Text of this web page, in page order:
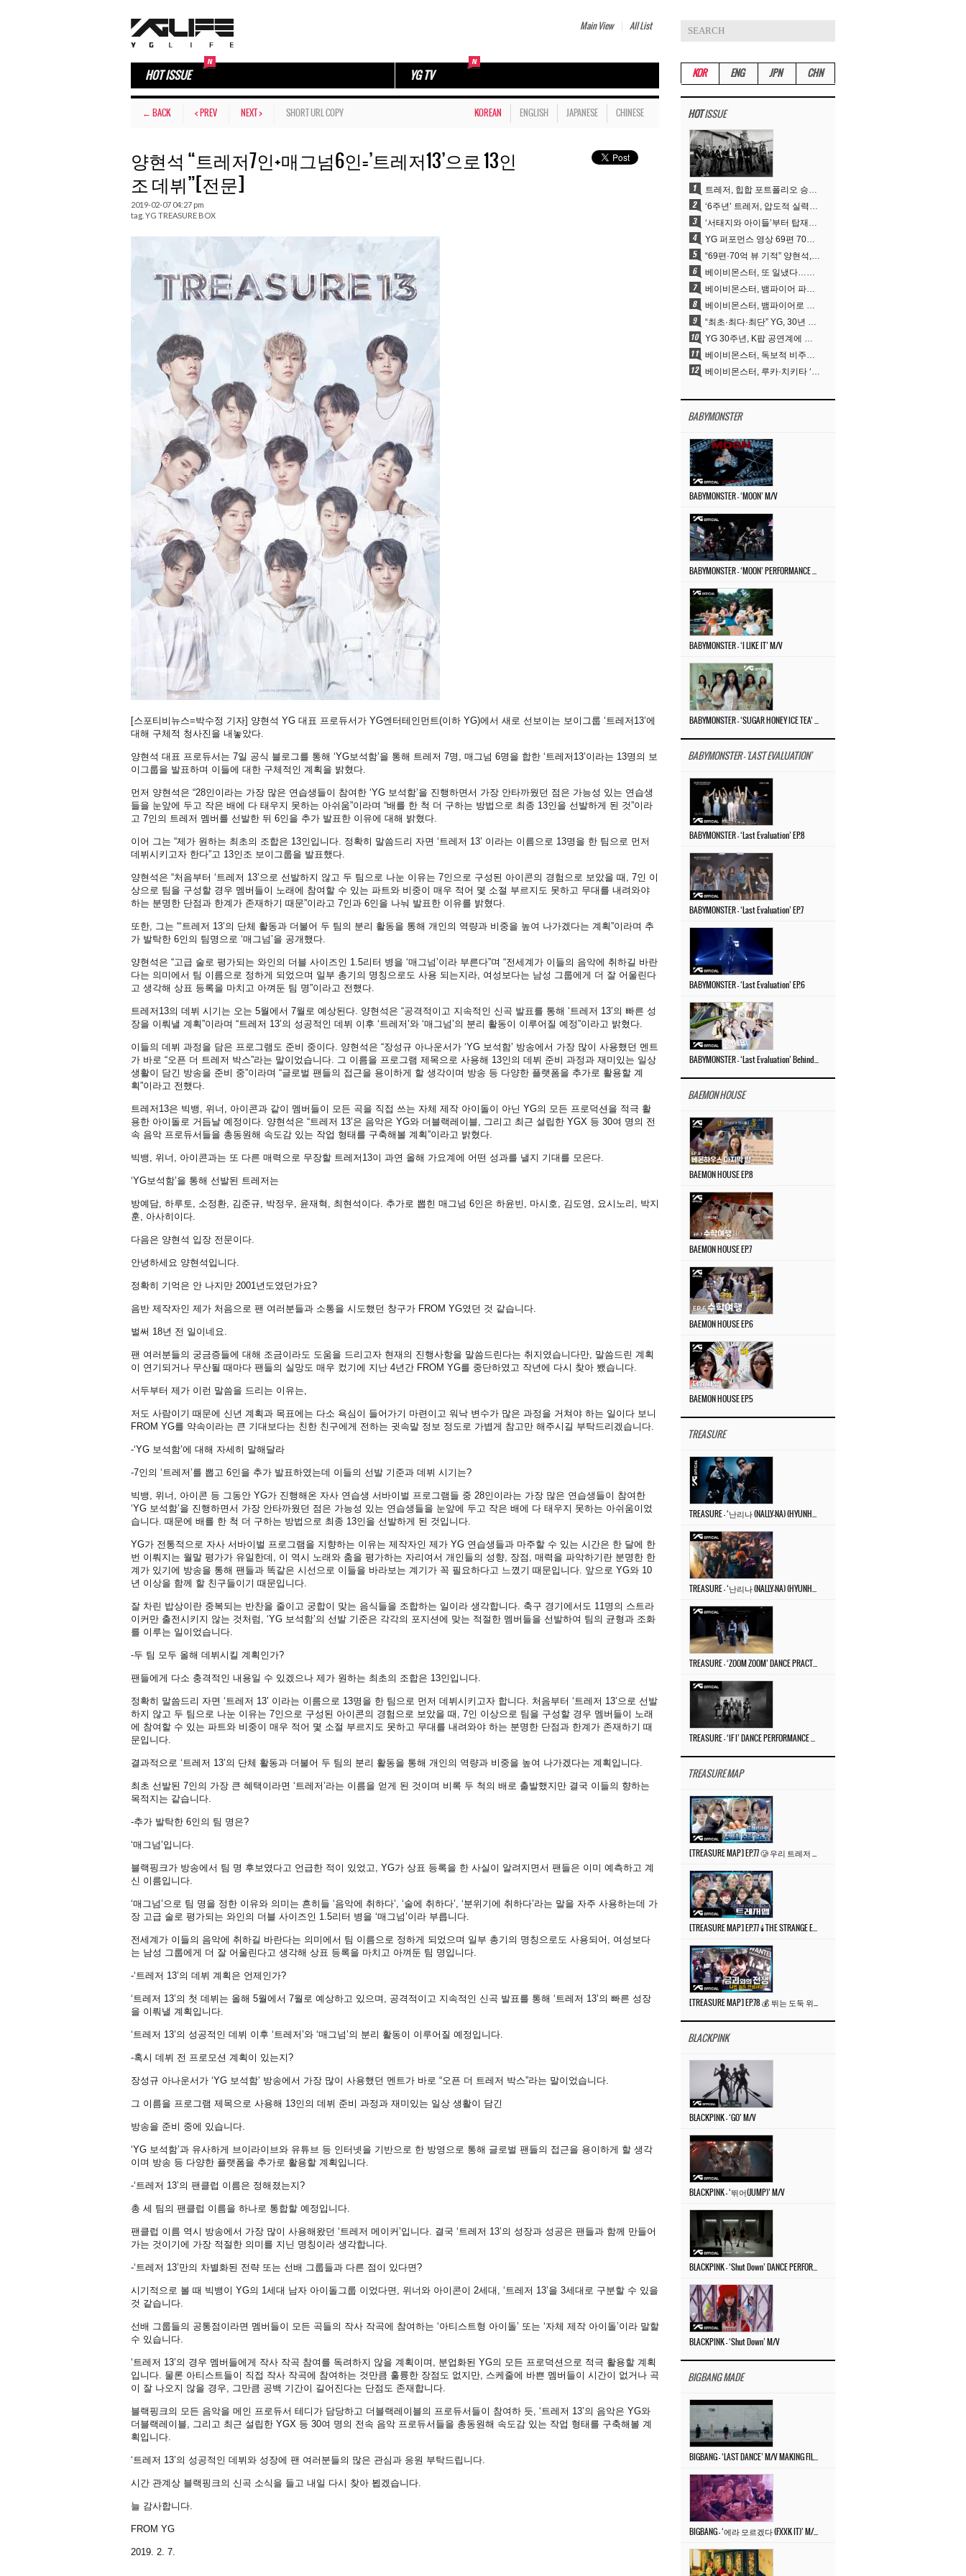
Main View All List
HOT ISSUE YG TV
← BACK < PREV NEXT > SHORT URL COPY KOREAN ENGLISH JAPANESE CHINESE
양현석 “트레저7인+매그넘6인=’트레저13’으로 13인
조 데뷔”[전문]
2019-02-07 04:27 pm
tag. YG TREASURE BOX
[스포티비뉴스=박수정 기자] 양현석 YG 대표 프로듀서가 YG엔터테인먼트(이하 YG)에서 새로 선보이는 보이그룹 ‘트레저13’에
대해 구체적 청사진을 내놓았다.
양현석 대표 프로듀서는 7일 공식 블로그를 통해 ‘YG보석함’을 통해 트레저 7명, 매그넘 6명을 합한 ‘트레저13’이라는 13명의 보
이그룹을 발표하며 이들에 대한 구체적인 계획을 밝혔다.
먼저 양현석은 “28인이라는 가장 많은 연습생들이 참여한 ‘YG 보석함’을 진행하면서 가장 안타까웠던 점은 가능성 있는 연습생
들을 눈앞에 두고 작은 배에 다 태우지 못하는 아쉬움”이라며 “배를 한 척 더 구하는 방법으로 최종 13인을 선발하게 된 것”이라
고 7인의 트레저 멤버를 선발한 뒤 6인을 추가 발표한 이유에 대해 밝혔다.
이어 그는 “제가 원하는 최초의 조합은 13인입니다. 정확히 말씀드리 자면 ‘트레저 13’ 이라는 이름으로 13명을 한 팀으로 먼저
데뷔시키고자 한다”고 13인조 보이그룹을 발표했다.
양현석은 “처음부터 ‘트레저 13’으로 선발하지 않고 두 팀으로 나눈 이유는 7인으로 구성된 아이콘의 경험으로 보았을 때, 7인 이
상으로 팀을 구성할 경우 멤버들이 노래에 참여할 수 있는 파트와 비중이 매우 적어 몇 소절 부르지도 못하고 무대를 내려와야
하는 분명한 단점과 한계가 존재하기 때문”이라고 7인과 6인을 나눠 발표한 이유를 밝혔다.
또한, 그는 “‘트레저 13’의 단체 활동과 더불어 두 팀의 분리 활동을 통해 개인의 역량과 비중을 높여 나가겠다는 계획”이라며 추
가 발탁한 6인의 팀명으로 ‘매그넘’을 공개했다.
양현석은 “고급 술로 평가되는 와인의 더블 사이즈인 1.5리터 병을 ‘매그넘’이라 부른다”며 “전세계가 이들의 음악에 취하길 바란
다는 의미에서 팀 이름으로 정하게 되었으며 일부 총기의 명칭으로도 사용 되는지라, 여성보다는 남성 그룹에게 더 잘 어울린다
고 생각해 상표 등록을 마치고 아껴둔 팀 명”이라고 전했다.
트레저13의 데뷔 시기는 오는 5월에서 7월로 예상된다. 양현석은 “공격적이고 지속적인 신곡 발표를 통해 ‘트레저 13’의 빠른 성
장을 이뤄낼 계획”이라며 “트레저 13’의 성공적인 데뷔 이후 ‘트레저’와 ‘매그넘’의 분리 활동이 이루어질 예정”이라고 밝혔다.
이들의 데뷔 과정을 담은 프로그램도 준비 중이다. 양현석은 “장성규 아나운서가 ‘YG 보석함’ 방송에서 가장 많이 사용했던 멘트
가 바로 “오픈 더 트레저 박스”라는 말이었습니다. 그 이름을 프로그램 제목으로 사용해 13인의 데뷔 준비 과정과 재미있는 일상
생활이 담긴 방송을 준비 중”이라며 “글로벌 팬들의 접근을 용이하게 할 생각이며 방송 등 다양한 플랫폼을 추가로 활용할 계
획”이라고 전했다.
트레저13은 빅뱅, 위너, 아이콘과 같이 멤버들이 모든 곡을 직접 쓰는 자체 제작 아이돌이 아닌 YG의 모든 프로덕션을 적극 활
용한 아이돌로 거듭날 예정이다. 양현석은 “트레저 13’은 음악은 YG와 더블랙레이블, 그리고 최근 설립한 YGX 등 30여 명의 전
속 음악 프로듀서들을 총동원해 속도감 있는 작업 형태를 구축해볼 계획”이라고 밝혔다.
빅뱅, 위너, 아이콘과는 또 다른 매력으로 무장할 트레저13이 과연 올해 가요계에 어떤 성과를 낼지 기대를 모은다.
‘YG보석함’을 통해 선발된 트레저는
방예담, 하루토, 소정환, 김준규, 박정우, 윤재혁, 최현석이다. 추가로 뽑힌 매그넘 6인은 하윤빈, 마시호, 김도영, 요시노리, 박지
훈, 아사히이다.
다음은 양현석 입장 전문이다.
안녕하세요 양현석입니다.
정확히 기억은 안 나지만 2001년도였던가요?
음반 제작자인 제가 처음으로 팬 여러분들과 소통을 시도했던 창구가 FROM YG였던 것 같습니다.
벌써 18년 전 일이네요.
팬 여러분들의 궁금증들에 대해 조금이라도 도움을 드리고자 현재의 진행사항을 말씀드린다는 취지였습니다만, 말씀드린 계획
이 연기되거나 무산될 때마다 팬들의 실망도 매우 컸기에 지난 4년간 FROM YG를 중단하였고 작년에 다시 찾아 뵀습니다.
서두부터 제가 이런 말씀을 드리는 이유는,
저도 사람이기 때문에 신년 계획과 목표에는 다소 욕심이 들어가기 마련이고 워낙 변수가 많은 과정을 거쳐야 하는 일이다 보니
FROM YG를 약속이라는 큰 기대보다는 친한 친구에게 전하는 귓속말 정보 정도로 가볍게 참고만 해주시길 부탁드리겠습니다.
-‘YG 보석함’에 대해 자세히 말해달라
-7인의 ‘트레저’를 뽑고 6인을 추가 발표하였는데 이들의 선발 기준과 데뷔 시기는?
빅뱅, 위너, 아이콘 등 그동안 YG가 진행해온 자사 연습생 서바이벌 프로그램들 중 28인이라는 가장 많은 연습생들이 참여한
‘YG 보석함’을 진행하면서 가장 안타까웠던 점은 가능성 있는 연습생들을 눈앞에 두고 작은 배에 다 태우지 못하는 아쉬움이었
습니다. 때문에 배를 한 척 더 구하는 방법으로 최종 13인을 선발하게 된 것입니다.
YG가 전통적으로 자사 서바이벌 프로그램을 지향하는 이유는 제작자인 제가 YG 연습생들과 마주할 수 있는 시간은 한 달에 한
번 이뤄지는 월말 평가가 유일한데, 이 역시 노래와 춤을 평가하는 자리여서 개인들의 성향, 장점, 매력을 파악하기란 분명한 한
계가 있기에 방송을 통해 팬들과 똑같은 시선으로 이들을 바라보는 계기가 꼭 필요하다고 느꼈기 때문입니다. 앞으로 YG와 10
년 이상을 함께 할 친구들이기 때문입니다.
잘 차린 밥상이란 중복되는 반찬을 줄이고 궁합이 맞는 음식들을 조합하는 일이라 생각합니다. 축구 경기에서도 11명의 스트라
이커만 출전시키지 않는 것처럼, ‘YG 보석함’의 선발 기준은 각각의 포지션에 맞는 적절한 멤버들을 선발하여 팀의 균형과 조화
를 이루는 일이었습니다.
-두 팀 모두 올해 데뷔시킬 계획인가?
팬들에게 다소 충격적인 내용일 수 있겠으나 제가 원하는 최초의 조합은 13인입니다.
정확히 말씀드리 자면 ‘트레저 13’ 이라는 이름으로 13명을 한 팀으로 먼저 데뷔시키고자 합니다. 처음부터 ‘트레저 13’으로 선발
하지 않고 두 팀으로 나눈 이유는 7인으로 구성된 아이콘의 경험으로 보았을 때, 7인 이상으로 팀을 구성할 경우 멤버들이 노래
에 참여할 수 있는 파트와 비중이 매우 적어 몇 소절 부르지도 못하고 무대를 내려와야 하는 분명한 단점과 한계가 존재하기 때
문입니다.
결과적으로 ‘트레저 13’의 단체 활동과 더불어 두 팀의 분리 활동을 통해 개인의 역량과 비중을 높여 나가겠다는 계획입니다.
최초 선발된 7인의 가장 큰 혜택이라면 ‘트레저’라는 이름을 얻게 된 것이며 비록 두 척의 배로 출발했지만 결국 이들의 향하는
목적지는 같습니다.
-추가 발탁한 6인의 팀 명은?
‘매그넘’입니다.
블랙핑크가 방송에서 팀 명 후보였다고 언급한 적이 있었고, YG가 상표 등록을 한 사실이 알려지면서 팬들은 이미 예측하고 계
신 이름입니다.
‘매그넘’으로 팀 명을 정한 이유와 의미는 흔히들 ‘음악에 취하다’, ‘술에 취하다’, ‘분위기에 취하다’라는 말을 자주 사용하는데 가
장 고급 술로 평가되는 와인의 더블 사이즈인 1.5리터 병을 ‘매그넘’이라 부릅니다.
전세계가 이들의 음악에 취하길 바란다는 의미에서 팀 이름으로 정하게 되었으며 일부 총기의 명칭으로도 사용되어, 여성보다
는 남성 그룹에게 더 잘 어울린다고 생각해 상표 등록을 마치고 아껴둔 팀 명입니다.
-‘트레저 13’의 데뷔 계획은 언제인가?
‘트레저 13’의 첫 데뷔는 올해 5월에서 7월로 예상하고 있으며, 공격적이고 지속적인 신곡 발표를 통해 ‘트레저 13’의 빠른 성장
을 이뤄낼 계획입니다.
‘트레저 13’의 성공적인 데뷔 이후 ‘트레저’와 ‘매그넘’의 분리 활동이 이루어질 예정입니다.
-혹시 데뷔 전 프로모션 계획이 있는지?
장성규 아나운서가 ‘YG 보석함’ 방송에서 가장 많이 사용했던 멘트가 바로 “오픈 더 트레저 박스”라는 말이었습니다.
그 이름을 프로그램 제목으로 사용해 13인의 데뷔 준비 과정과 재미있는 일상 생활이 담긴
방송을 준비 중에 있습니다.
‘YG 보석함’과 유사하게 브이라이브와 유튜브 등 인터넷을 기반으로 한 방영으로 통해 글로벌 팬들의 접근을 용이하게 할 생각
이며 방송 등 다양한 플랫폼을 추가로 활용할 계획입니다.
-‘트레저 13’의 팬클럽 이름은 정해졌는지?
총 세 팀의 팬클럽 이름을 하나로 통합할 예정입니다.
팬클럽 이름 역시 방송에서 가장 많이 사용해왔던 ‘트레저 메이커’입니다. 결국 ‘트레저 13’의 성장과 성공은 팬들과 함께 만들어
가는 것이기에 가장 적절한 의미를 지닌 명칭이라 생각합니다.
-‘트레저 13’만의 차별화된 전략 또는 선배 그룹들과 다른 점이 있다면?
시기적으로 볼 때 빅뱅이 YG의 1세대 남자 아이돌그룹 이었다면, 위너와 아이콘이 2세대, ‘트레저 13’을 3세대로 구분할 수 있을
것 같습니다.
선배 그룹들의 공통점이라면 멤버들이 모든 곡들의 작사 작곡에 참여하는 ‘아티스트형 아이돌’ 또는 ‘자체 제작 아이돌’이라 말할
수 있습니다.
‘트레저 13’의 경우 멤버들에게 작사 작곡 참여를 독려하지 않을 계획이며, 분업화된 YG의 모든 프로덕션으로 적극 활용할 계획
입니다. 물론 아티스트들이 직접 작사 작곡에 참여하는 것만큼 훌륭한 장점도 없지만, 스케줄에 바쁜 멤버들이 시간이 없거나 곡
이 잘 나오지 않을 경우, 그만큼 공백 기간이 길어진다는 단점도 존재합니다.
블랙핑크의 모든 음악을 메인 프로듀서 테디가 담당하고 더블랙레이블의 프로듀서들이 참여하 듯, ‘트레저 13’의 음악은 YG와
더블랙레이블, 그리고 최근 설립한 YGX 등 30여 명의 전속 음악 프로듀서들을 총동원해 속도감 있는 작업 형태를 구축해볼 계
획입니다.
‘트레저 13’의 성공적인 데뷔와 성장에 팬 여러분들의 많은 관심과 응원 부탁드립니다.
시간 관계상 블랙핑크의 신곡 소식을 들고 내일 다시 찾아 뵙겠습니다.
늘 감사합니다.
FROM YG
2019. 2. 7.
KOR ENG JPN CHN
HOTISSUE
트레저, 힙합 포트폴리오 승부수 통했다…데뷔 6주년 새 도약
‘6주년’ 트레저, 압도적 실력으로 증명한 ‘YG의 보물’ 진가
‘서태지와 아이들’부터 탑재한 안무DNA…양현석, YG 퍼포먼스 비디오 70억 뷰 신화의 시작
YG 퍼포먼스 영상 69편 70억뷰…양현석 제작 철학 통했다
“69편·70억 뷰 기적” 양현석, YG 퍼포먼스 비디오 100% 직접 만든 이유
베이비몬스터, 또 일냈다…유튜브 월드와이드 1위
베이비몬스터, 뱀파이어 파격 변신..유튜브 트렌딩 1위 직행
베이비몬스터, 뱀파이어로 변신…‘MOON’으로 찍은 3개월 프로젝트
“최초·최다·최단” YG, 30년 뚝심이 빚어낸 K팝 투어의 새 지평
YG 30주년, K팝 공연계에 어떤 것을 남겼나
베이비몬스터, 독보적 비주얼과 압도적 소화력..’MOON’
베이비몬스터, 루카·치키타 ‘문’ 비주얼 공개…절제된 카리스마·유니크 비주얼
BABYMONSTER
BABYMONSTER – ‘MOON’ M/V
BABYMONSTER – ‘I LIKE IT’ M/V
BABYMONSTER - 'LAST EVALUATION'
BABYMONSTER – ‘Last Evaluation’ EP.8
BABYMONSTER – ‘Last Evaluation’ EP.7
BABYMONSTER – ‘Last Evaluation’ EP.6
BAEMON HOUSE
BAEMON HOUSE EP.8
BAEMON HOUSE EP.7
BAEMON HOUSE EP.6
BAEMON HOUSE EP.5
TREASURE
TREASURE MAP
BLACKPINK
BLACKPINK – ‘GO’ M/V
BLACKPINK – ‘뛰어(JUMP)’ M/V
BLACKPINK – ‘Shut Down’ M/V
BIGBANG MADE